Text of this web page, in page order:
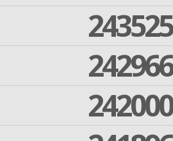
243525
242966
242000